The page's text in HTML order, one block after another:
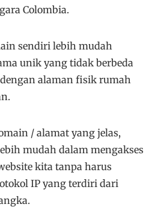
Colombia.
sendiri lebih mudah
unik yang tidak berbeda
alaman fisik rumah
/ alamat yang jelas,
mudah dalam mengakses
kita tanpa harus
IP yang terdiri dari